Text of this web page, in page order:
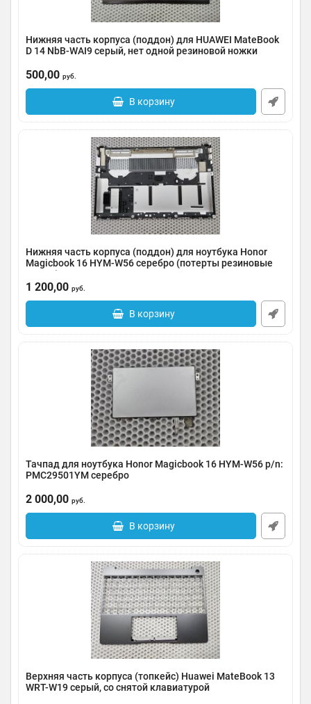
Нижняя часть корпуса (поддон) для HUAWEI MateBook
D 14 NbB-WAI9 серый, нет одной резиновой ножки
500,00 руб.
В корзину
Нижняя часть корпуса (поддон) для ноутбука Honor
Magicbook 16 HYM-W56 серебро (потерты резиновые
ножки)
Артикул: 0185-000080
1 200,00 руб.
В корзину
Тачпад для ноутбука Honor Magicbook 16 HYM-W56 p/n:
PMC29501YM серебро
2 000,00 руб.
В корзину
Верхняя часть корпуса (топкейс) Huawei MateBook 13
WRT-W19 cерый, со снятой клавиатурой